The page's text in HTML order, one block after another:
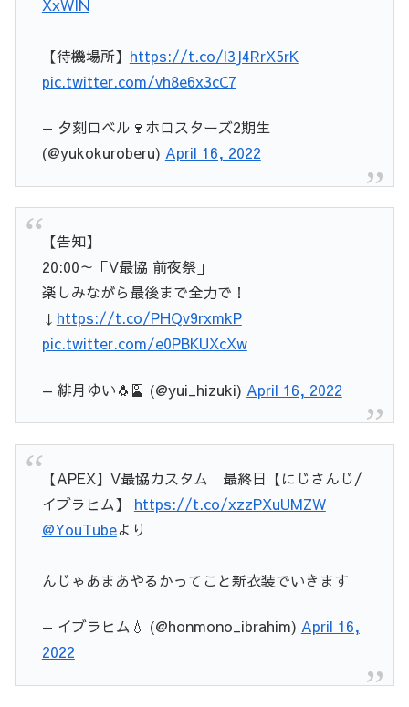
XxWIN
【待機場所】 https://t.co/l3J4RrX5rK
pic.twitter.com/vh8e6x3cC7
— 夕刻ロベル🍷ホロスターズ2期生
(@yukokuroberu) April 16, 2022
【告知】
20:00～「V最協 前夜祭」
楽しみながら最後まで全力で！
↓ https://t.co/PHQv9rxmkP
pic.twitter.com/e0PBKUXcXw
— 緋月ゆい🐧🎴 (@yui_hizuki) April 16, 2022
【APEX】V最協カスタム 最終日【にじさんじ/
イブラヒム】 https://t.co/xzzPXuUMZW
@YouTubeより
んじゃあまあやるかってこと新衣装でいきます
— イブラヒム💧 (@honmono_ibrahim) April 16,
2022